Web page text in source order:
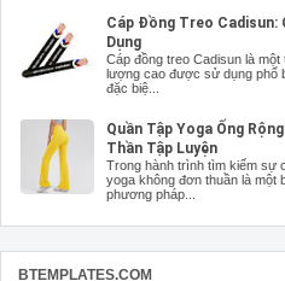
Cáp Đồng Treo Cadisun:
Dụng
Cáp đồng treo Cadisun là
lượng cao được sử dụng phổ
đặc biệ...
Quần Tập Yoga Ống
Thần Tập Luyện
Trong hành trình tìm kiếm sự
yoga không đơn thuần là một
phương pháp...
BTEMPLATES.COM